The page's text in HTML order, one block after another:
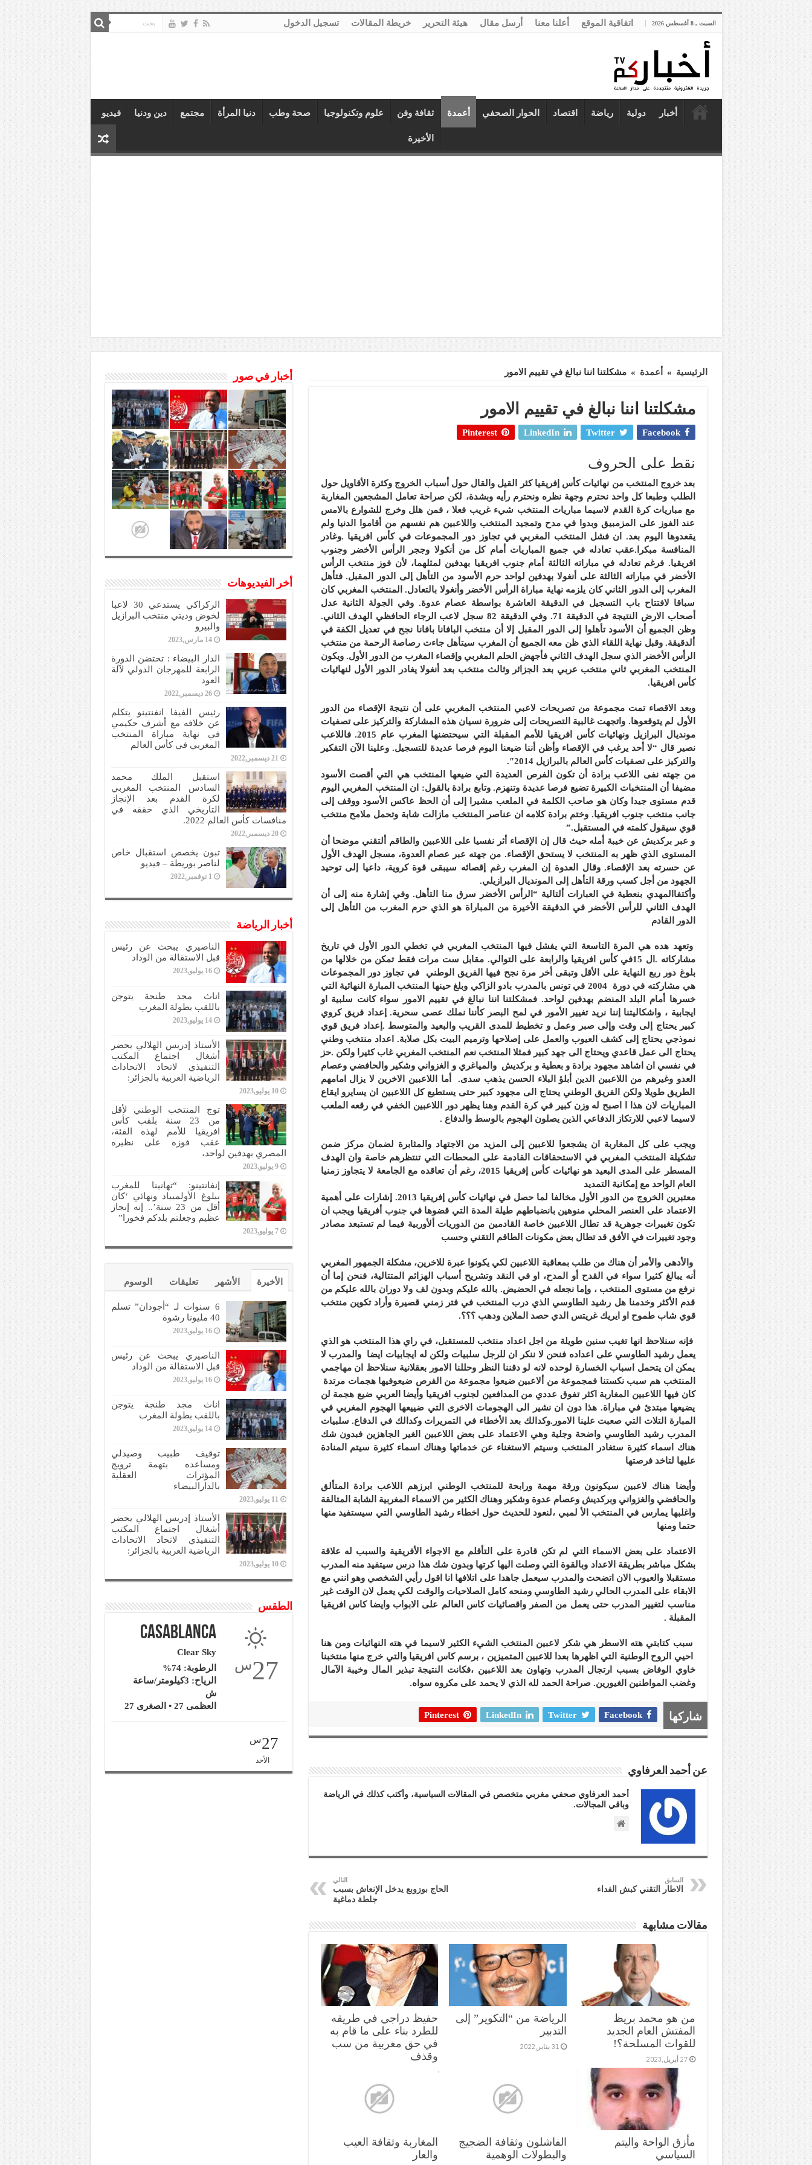
السبت , 8 أغسطس 2026 اتفاقية الموقع أعلنا معنا أرسل مقال هيئة التحرير خريطة المقالات تسجيل الدخول
أخبار دولية رياضة اقتصاد الحوار الصحفي أعمدة ثقافة وفن علوم وتكنولوجيا صحة وطب دنيا المرأة مجتمع دين ودنيا فيديو
الأخيرة
الرئيسية » أعمدة » مشكلتنا اننا نبالغ في تقييم الامور
مشكلتنا اننا نبالغ في تقييم الامور
Facebook
Twitter
LinkedIn
Pinterest
نقط على الحروف
بعد خروج المنتخب من نهائيات كأس إفريقيا كثر القيل والقال حول أسباب الخروج وكثرة الأقاويل حول
الطلب وطبعا كل واحد نحترم وجهة نظره ونحترم رأيه وبشدة، لكن صراحة تعامل المشجعين المغاربة
مع مباريات كرة القدم لاسيما مباريات المنتخب شيء غريب فعلا ، فمن هلل وخرج للشوارع بالامس
عند الفوز على المزمبيق وبدوا في مدح وتمجيد المنتخب واللاعبين هم نفسهم من أقاموا الدنيا ولم
يقعدوها اليوم بعد. ان فشل المنتخب المغربي في تجاوز دور المجموعات في كأس افريقيا .وغادر
المنافسة مبكرا.عقب تعادله في جميع المباريات أمام كل من أنكولا وججر الرأس الأخضر وجنوب
افريقيا. فرغم تعادله في مباراته الثالثة أمام جنوب افريقيا بهدفين لمثلهما، لأن فوز منتخب الرأس
الأخضر في مباراته الثالثة على أنغولا بهدفين لواحد حرم الأسود من التأهل إلى الدور المقبل. فتأهل
المغرب إلى الدور الثاني كان يلزمه نهاية مباراة الرأس الأخضر وأنغولا بالتعادل. المنتخب المغربي كان
سباقا لافتتاح باب التسجيل في الدقيقة العاشرة بواسطة عصام عدوة. وفي الجولة الثانية عدل
أصحاب الارض النتيجة في الدقيقة 71. وفي الدقيقة 82 سجل لاعب الرجاء الحافظي الهدف الثاني.
وظن الجميع أن الأسود تأهلوا إلى الدور المقبل إلا أن منتخب البافانا بافانا نجح في تعديل الكفة في
ألدقيقة. وقبل نهاية اللقاء الذي ظن معه الجميع أن المغرب سيتأهل جاءت رصاصة الرحمة من منتخب
الرأس الأخضر الذي سجل الهدف الثاني فأجهض الحلم المغربي وإقصاء المغرب من الدور الأول. ويكون
المنتخب المغربي ثاني منتخب عربي بعد الجزائر وثالث منتخب بعد أنغولا يغادر الدور الأول لنهائيات
كأس افريقيا.
وبعد الاقصاء تمت مجموعة من تصريحات لاعبي المنتخب المغربي على أن نتيجة الإقصاء من الدور
الأول لم يتوقعوها. واتجهت غالبية التصريحات إلى ضرورة نسيان هذه المشاركة والتركيز على تصفيات
مونديال البرازيل ونهائيات كأس افريقيا للأمم المقبلة التي سيحتضنها المغرب عام 2015. فاللاعب
نصير قال “لا أحد يرغب في الإقصاء وأظن أننا ضيعنا اليوم فرصا عديدة للتسجيل. وعلينا الآن التفكير
والتركيز على تصفيات كأس العالم بالبرازيل 2014″.
من جهته نفى اللاعب برادة أن تكون الفرص العديدة التي ضيعها المنتخب هي التي أقصت الأسود
مضيفا أن المنتخبات الكبيرة تضيع فرصا عديدة وتنهزم. وتابع برادة بالقول: ان المنتخب المغربي اليوم
قدم مستوى جيدا وكان هو صاحب الكلمة في الملعب مشيرا إلى أن الحظ عاكس الأسود ووقف إلى
جانب منتخب جنوب افريقيا. وختم برادة كلامه ان عناصر المنتخب مازالت شابة وتحمل ملامح منتخب
قوي سيقول كلمته في المستقبل.”
و عبر بركديش عن خيبة أمله حيث قال إن الإقصاء أثر نفسيا على اللاعبين والطاقم ألتقني موضحا أن
المستوى الذي ظهر به المنتخب لا يستحق الإقصاء. من جهته عبر عصام العدوة، مسجل الهدف الأول
عن حسرته بعد الإقصاء. وقال العدوة إن المغرب رغم إقصائه سيبقى قوة كروية، داعيا إلى توحيد
الجهود من أجل كسب ورقة التأهل إلى المونديال البرازيلي.
وأكتفاالمهدي بنعطية في العبارات ألتالية “الرأس الأخضر سرق منا التأهل. وفي إشارة منه إلى أن
الهدف الثاني للرأس الأخضر في الدقيقة الأخيرة من المباراة هو الذي حرم المغرب من التأهل إلى
الدور القادم
وتعهد هده هي المرة التاسعة التي يفشل فيها المنتخب المغربي في تخطي الدور الأول في تاريخ
مشاركاته .ال 15في كأس افريقيا والرابعة على التوالي. مقابل ست مرات فقط تمكن من خلالها من
بلوغ دور ربع النهاية على الأقل وتبقى أخر مرة نجح فيها الفريق الوطني في تجاوز دور المجموعات
هي مشاركته في دورة 2004 في تونس بالمدرب بادو الزاكي وبلغ حينها المنتخب المبارة النهائية التي
خسرها أمام البلد المنضم بهدفين لواحد. فمشكلتنا اننا نبالغ في تقييم الامور سواء كانت سلبية او
ايجابية ، واشكاليتنا إننا نريد تغيير الأمور في لمح البصر كأننا نملك عصى سحرية. إعداد فريق كروي
كبير يحتاج إلى وقت وإلى صبر وعمل و تخطيط للمدى القريب والبعيد والمتوسط .إعداد فريق قوي
نموذجي يحتاج إلى كشف العيوب والعمل على إصلاحها وترميم البيت بكل صلابة. اعداد منتخب وطني
يحتاج الى عمل قاعدي ويحتاج الى جهد كبير فمثلا المنتخب نعم المنتخب المغربي غاب كثيرا ولكن .حز
في نفسي ان اشاهد مجهود برادة و بعطية و بركديش والمياغري و الغزواني وشكير والحافضي وعصام
العدو وغيرهم من اللاعبين الدين أبلؤ البلاء الحسن يذهب سدى. أما اللاعبين الاخرين لا يزال امامهم
الطريق طويلا ولكن الفريق الوطني يحتاج الى مجهود كبير حتى يستطيع كل اللاعبين ان يسايرو ايقاع
المباريات لان هذا ا اصبح له وزن كبير في كرة القدم وهنا يظهر دور اللاعبين الخفي في رقعه الملعب
لاسيما لاعبي للارتكاز الدفاعي الذين يصلون الهجوم بالوسط والدفاع .
ويجب على كل المغاربة ان يشجعوا للاعبين إلى المزيد من الاجتهاد والمثابرة لضمان مركز ضمن
تشكيلة المنتخب المغربي في الاستحقاقات القادمة على المحطات التي تنتظرهم خاصة وان الهدف
المسطر على المدى البعيد هو نهائيات كأس إفريقيا 2015، رغم أن تعاقده مع الجامعة لا يتجاوز زمنيا
العام الواحد مع إمكانية التمديد
معتبرين الخروج من الدور الأول مخالفا لما حصل في نهائيات كأس إفريقيا 2013. إشارات على أهمية
الاعتماد على العنصر المحلي منوهين بانضباطهم طيلة المدة التي قضوها فيجنوب أفريقيا ويجب ان
تكون تغييرات جوهرية قد تطال اللاعبين خاصة القادمين من الدوريات ألأوربية فيما لم تستبعد مصادر
وجود تغييرات في الأفق قد تطال بعض مكونات الطاقم التقني وحسب
والأدهى والأمر أن هناك من طلب بمعاقبة اللاعبين لكي يكونوا عبرة للاخرين، مشكلة الجمهور المغربي
أنه يبالغ كثيرا سواء في القدح أو المدح، او في النقد وتشريح أسباب الهزائم المتتالية، فنحن إما أن
نرفع من مستوى المنتخب ، وإما نجعله في الحضيض. بالله عليكم وبدون لف ولا دوران بالله عليكم من
قدم الأكثر وخدمنا هل رشيد الطاوسي الذي درب المنتخب في فتر زمني قصيرة وأراد تكوين منتخب
قوي شاب طموح او ايريك غريتس الدي حصد الملاين ودهب ؟؟؟.
فإنه سنلاحظ انها تغيب سنين طويلة من اجل اعداد منتخب للمستقبل، في راي هذا المنتخب هو الذي
يعمل رشيد الطاوسي على اعداده فنحن لا ننكر ان للرجل سلبيات ولكن له ايجابيات ايضا والمدرب لا
يمكن ان يتحمل اسباب الخسارة لوحده لانه لو دقننا النظر وحللنا الامور بعقلانية سنلاحظ ان مهاجمي
المنتخب هم سبب نكستنا فمجموعة من ألاعبين ضيعوا مجموعة من الفرص ضيعوفيها هجمات مرتدة
كان فيها اللاعبين المغاربة اكثر تفوق عددي من المدافعين لجنوب افريقيا وأيضا العربي ضيع هجمة لن
يضيعها مبتدئ في مباراة. هذا دون ان نشير الى الهجومات الاخرى التي ضييعها الهجوم المغربي في
المبارة التلات التي صعبت علينا الامور.وكدالك بعد الأخطاء في التمريرات وكدالك في الدفاع. سلبيات
المدرب رشيد الطاوسي واضحة وجلية وهي الاعتماد على بعض اللاعبين الغير الجاهزين فبدون شك
هناك اسماء كثيرة ستغادر المنتخب وسيتم الاستغناء عن خدماتها وهناك اسماء كثيرة سيتم المنادة
عليها لتاخد فرصتها
وأيضا هناك لاعبين سيكونون ورقة مهمة ورابحة للمنتخب الوطني ابرزهم اللاعب برادة المتألق
والحافضي والغزواني وبركديش وعصام عدوة وشكير وهناك الكثير من الاسماء المغربية الشابة المتالقة
واغلبها يمارس في المنتخب الأ لمبي ،لنعود للحديث حول اخطاء رشيد الطاوسي التي سيستفيد منها
حتما ومنها
الاعتماد على بعض الاسماء التي لم تكن قادرة على التأقلم مع الاجواء الأفريقية والسبب له علاقة
بشكل مباشر بطريقة الاعداد وبالقوة التي وصلت اليها كرتها وبدون شك هذا درس سيتفيد منه المدرب
مستقبلا والعيوب الان اتضحت والمدرب سيعمل جاهدا على اتلافها انا اقول رأيي الشخصي وهو انني مع
الابقاء على المدرب الحالي رشيد الطاوسي ومنحه كامل الصلاحيات والوقت لكي يعمل لان الوقت غير
مناسب لتغيير المدرب حتى يعمل من الصفر واقصائيات كاس العالم على الابواب وايضا كاس افريقيا
المقبلة .
سبب كتابتي هته الاسطر هي شكر لاعبين المنتخب الشيء الكثير لاسيما في هته النهائيات ومن هنا
احيي الروح الوطنية التي اظهرها بعدا للاعبين المتميزين ، برسم كاس افريقيا والتي خرج منها منتخبنا
خاوي الوفاض بسبب ارتجال المدرب وتهاون بعد اللاعبين ،فكانت النتيجة تبذير المال وخيبة الآمال
وغضب المواطنين الغيورين. صراحة الحمد لله الذي لا يحمد على مكروه سواه.
شاركها Facebook
Twitter
LinkedIn
Pinterest
عن أحمد العرفاوي
أحمد العرفاوي صحفي مغربي متخصص في المقالات السياسية، وأكتب كذلك في الرياضة
وباقي المجالات.
السابق
الاطار التقني كبش الفداء
التالي
الحاج بوزوبع يدخل الإنعاش بسبب
جلطة دماغية
مقالات مشابهة
من هو محمد بريظ
المفتش العام الجديد
للقوات المسلحة؟!
27 أبريل,2023
الرياضة من “التكوير” إلى
التدبير
31 يناير,2022
حفيظ دراجي في طريقه
للطرد بناء على ما قام به
في حق مغربية من سب
وقذف
مأزق الواحة واليتم
السياسي
الفاشلون وثقافة الضجيج
والبطولات الوهمية
المغاربة وثقافة العيب
والعار
أخبار في صور
أخر الفيديوهات
الركراكي يستدعي 30 لاعبا
لخوض وديتي منتخب البرازيل
والبيرو
14 مارس,2023
الدار البيضاء : تحتضن الدورة
الرابعة للمهرجان الدولي لآلة
العود
26 ديسمبر,2022
رئيس الفيفا انفنتينو يتكلم
عن خلافه مع أشرف حكيمي
في نهاية مباراة المنتخب
المغربي في كأس العالم
21 ديسمبر,2022
استقبل الملك محمد
السادس المنتخب المغربي
لكرة القدم بعد الإنجاز
التاريخي الذي حققه في
منافسات كأس العالم 2022.
20 ديسمبر,2022
تبون يخصص استقبال خاص
لناصر بوريطة – فيديو
1 نوفمبر,2022
أخبار الرياضة
الناصيري يبحث عن رئيس
قبل الاستقالة من الوداد
16 يوليو,2023
اناث مجد طنجة يتوجن
باللقب بطولة المغرب
14 يوليو,2023
الأستاذ إدريس الهلالي يحضر
أشغال اجتماع المكتب
التنفيذي لاتحاد الاتحادات
الرياضية العربية بالجزائر:
10 يوليو,2023
توج المنتخب الوطني لأقل
من 23 سنة بلقب كأس
افريقيا للأمم لهذه الفئة،
عقب فوزه على نظيره
المصري بهدفين لواحد،
9 يوليو,2023
إنفانتينو: “تهانينا للمغرب
ببلوغ الأولمبياد ونهائي ‘كان
أقل من 23 سنة’.. إنه إنجاز
عظيم وجعلتم بلدكم فخورا”
7 يوليو,2023
الأخيرة الأشهر تعليقات الوسوم
6 سنوات لـ “أجودان” تسلم
40 مليونا رشوة
16 يوليو,2023
الناصيري يبحث عن رئيس
قبل الاستقالة من الوداد
16 يوليو,2023
اناث مجد طنجة يتوجن
باللقب بطولة المغرب
14 يوليو,2023
توقيف طبيب وصيدلي
ومساعده بتهمة ترويج
المؤثرات العقلية
بالدارالبيضاء
11 يوليو,2023
الأستاذ إدريس الهلالي يحضر
أشغال اجتماع المكتب
التنفيذي لاتحاد الاتحادات
الرياضية العربية بالجزائر:
10 يوليو,2023
الطقس
27س
Casablanca
Clear Sky
الرطوبة: 74%
الرياح: 3كيلومتر/ساعة
ش
العظمى 27 • الصغرى 27
27س
الأحد